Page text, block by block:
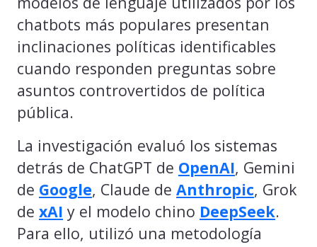
chatbots más populares presentan
inclinaciones políticas identificables
cuando responden preguntas sobre
asuntos controvertidos de política
pública.
La investigación evaluó los sistemas
detrás de ChatGPT de OpenAI, Gemini
de Google, Claude de Anthropic, Grok
de xAI y el modelo chino DeepSeek.
Para ello, utilizó una metodología